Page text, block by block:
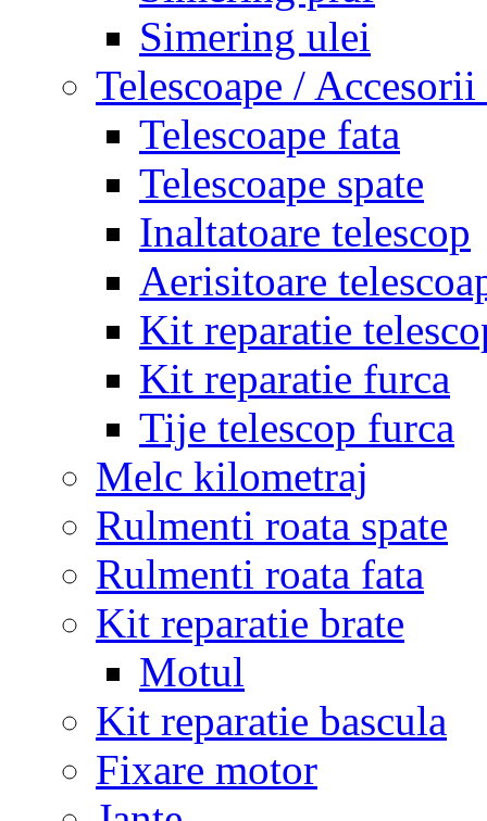
Simering ulei
Telescoape / Accesorii
Telescoape fata
Telescoape spate
Inaltatoare telescop
Aerisitoare
Kit reparatie
Kit reparatie furca
Tije telescop furca
Melc kilometraj
Rulmenti roata spate
Rulmenti roata fata
Kit reparatie brate
Motul
Kit reparatie bascula
Fixare motor